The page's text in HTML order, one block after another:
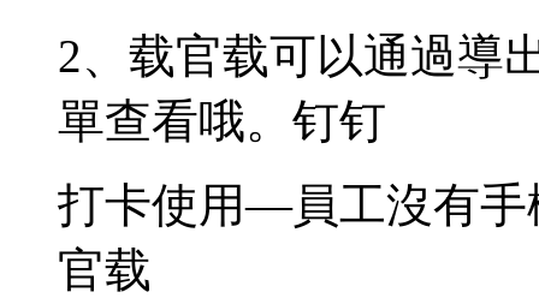
2、载官载可以通過導
單查看哦。钉钉
打卡使用—員工沒有手
官载